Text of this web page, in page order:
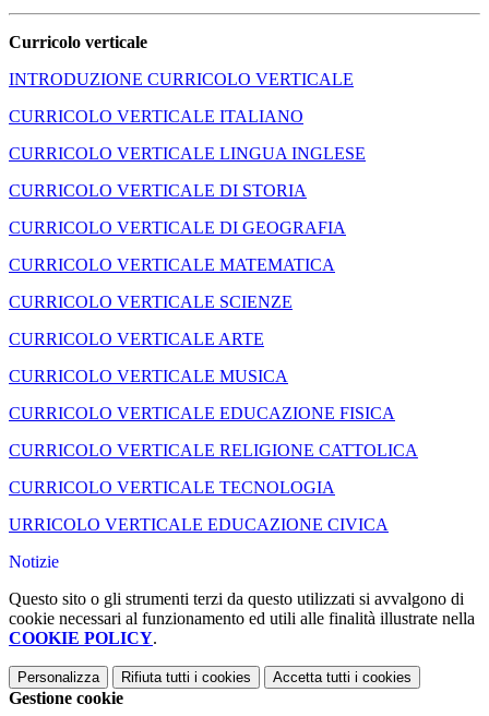
Curricolo verticale
INTRODUZIONE CURRICOLO VERTICALE
CURRICOLO VERTICALE ITALIANO
CURRICOLO VERTICALE LINGUA INGLESE
CURRICOLO VERTICALE DI STORIA
CURRICOLO VERTICALE DI GEOGRAFIA
CURRICOLO VERTICALE MATEMATICA
CURRICOLO VERTICALE SCIENZE
CURRICOLO VERTICALE ARTE
CURRICOLO VERTICALE MUSICA
CURRICOLO VERTICALE EDUCAZIONE FISICA
CURRICOLO VERTICALE RELIGIONE CATTOLICA
CURRICOLO VERTICALE TECNOLOGIA
URRICOLO VERTICALE EDUCAZIONE CIVICA
Notizie
Questo sito o gli strumenti terzi da questo utilizzati si avvalgono di
cookie necessari al funzionamento ed utili alle finalità illustrate nella
COOKIE POLICY.
Personalizza Rifiuta tutti i cookies Accetta tutti i cookies
Gestione cookie